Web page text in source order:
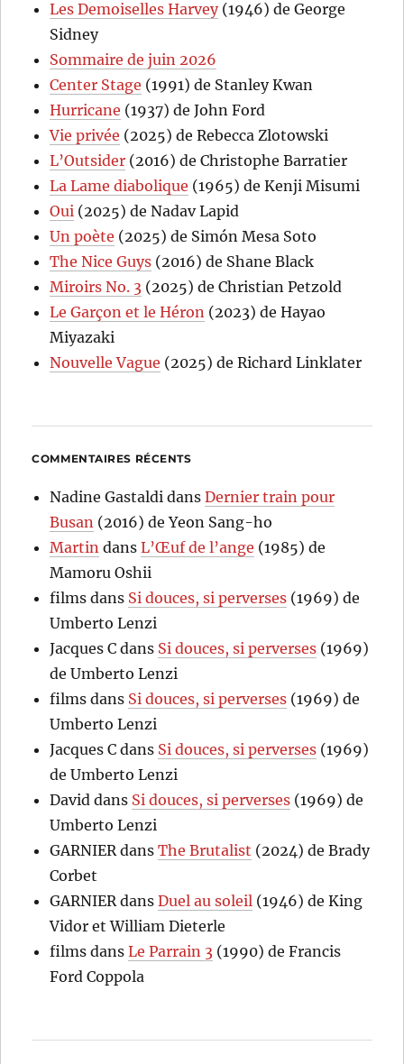
Les Demoiselles Harvey(1946) de George
Sidney
Sommaire de juin 2026
Center Stage (1991) de Stanley Kwan
Hurricane (1937) de John Ford
Vie privée (2025) de Rebecca Zlotowski
L’Outsider (2016) de Christophe Barratier
La Lame diabolique (1965) de Kenji Misumi
Oui (2025) de Nadav Lapid
Un poète (2025) de Simón Mesa Soto
The Nice Guys (2016) de Shane Black
Miroirs No. 3 (2025) de Christian Petzold
Le Garçon et le Héron (2023) de Hayao
Miyazaki
Nouvelle Vague (2025) de Richard Linklater
COMMENTAIRES RÉCENTS
Nadine Gastaldi dansDernier train pour
Busan (2016) de Yeon Sang-ho
Martin dansL’Œuf de l’ange (1985) de
Mamoru Oshii
films dans Si douces, si perverses (1969) de
Umberto Lenzi
Jacques C dans Si douces, si perverses (1969)
de Umberto Lenzi
films dans Si douces, si perverses (1969) de
Umberto Lenzi
Jacques C dans Si douces, si perverses (1969)
de Umberto Lenzi
David dans Si douces, si perverses (1969) de
Umberto Lenzi
GARNIER dansThe Brutalist (2024) de Brady
Corbet
GARNIER dansDuel au soleil (1946) de King
Vidor et William Dieterle
films dansLe Parrain 3 (1990) de Francis
Ford Coppola